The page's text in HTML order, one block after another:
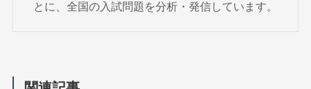
とに、全国の入試問題を分析・発信しています。